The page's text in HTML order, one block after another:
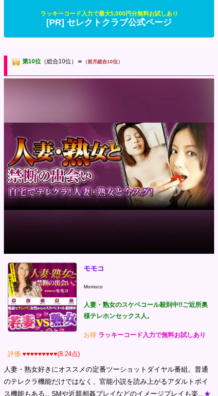
ラッキーコード入力で最大5,000円分無料お試しあり
[PR] セレクトクラブ公式ページ
第10位 （総合10位） ＝ （前月総合10位）
モモコ
Momoco
人妻・熟女のスケベコール殺到中!!ご近所奥
様テレホンセックス人。
お得 ラッキーコード入力で無料お試しあり
評価 ♥♥♥♥♥♥♥♥♥(8.24点)
人妻・熟女好きにオススメの定番ツーショットダイヤル番組。普通
のテレクラ機能だけではなく、官能小説を読み上がるアダルトボイ
ス機能もある。SMや近親相姦プレイなどのイメージプレイも楽... ★